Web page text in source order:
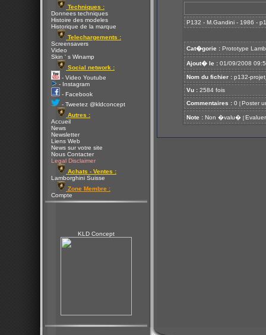
Techniques :
Donnees techniques
Histoire des modeles
Historique de la marque
Telechargements :
Screensavers
Video
Skin ' s Winamp
Social network :
- Video Youtube
- Instagram
- Facebook
- Tweetez @kldconcept
Autres :
Accueil
News
Newsletter
Liens Web
News sur votre site
Nous Contacter
Legal Disclaimer
Achats - Ventes :
Lamborghini Suisse
Zone Membre :
Compte
KLD Concept
P132 - M.Gandini - 1986 -
Cat�gorie : Prototype
Ajout� le : 01/09/2008
Nom du fichier : p132-
Vu : 2584 fois
Commentaires : 0 [ Poster
Note : Non �valu� [ Evaluer